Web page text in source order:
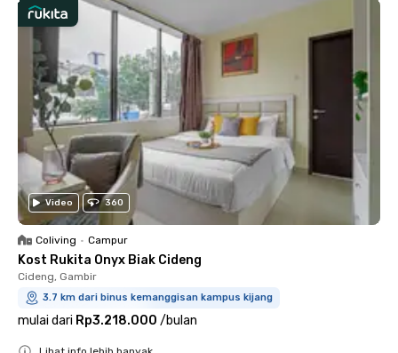
Video 360
Coliving • Campur
Kost Rukita Onyx Biak Cideng
Cideng, Gambir
3.7 km dari binus kemanggisan kampus kijang
mulai dari Rp3.218.000 /bulan